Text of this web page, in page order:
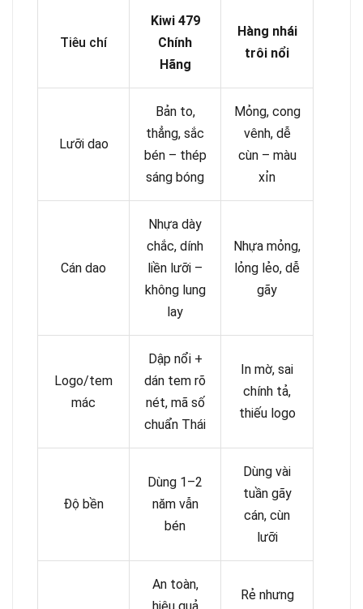
Tiêu chí
Kiwi 479
Chính
Hãng
Hàng nhái
trôi nổi
Lưỡi dao
Bản to,
thẳng, sắc
bén – thép
sáng bóng
Mỏng, cong
vênh, dễ
cùn – màu
xỉn
Cán dao
Nhựa dày
chắc, dính
liền lưỡi –
không lung
lay
Nhựa mỏng,
lỏng lẻo, dễ
gãy
Logo/tem
mác
Dập nổi +
dán tem rõ
nét, mã số
chuẩn Thái
In mờ, sai
chính tả,
thiếu logo
Độ bền
Dùng 1–2
năm vẫn
bén
Dùng vài
tuần gãy
cán, cùn
lưỡi
An toàn,
Rẻ nhưng